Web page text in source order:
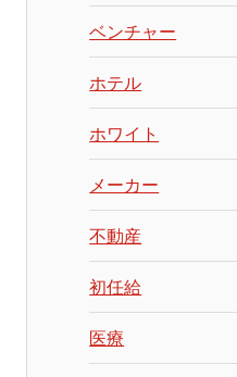
ベンチャー
ホテル
ホワイト
メーカー
不動産
初任給
医療